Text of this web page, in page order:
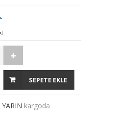
SEPETE EKLE
YARIN kargoda